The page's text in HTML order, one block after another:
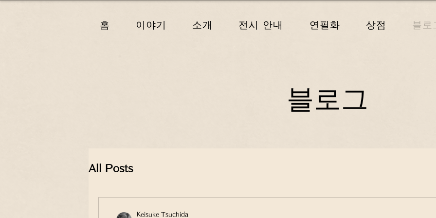
홈 이야기 소개 전시 안내 연필화 상점 블로
블로그
All Posts
Keisuke Tsuchida